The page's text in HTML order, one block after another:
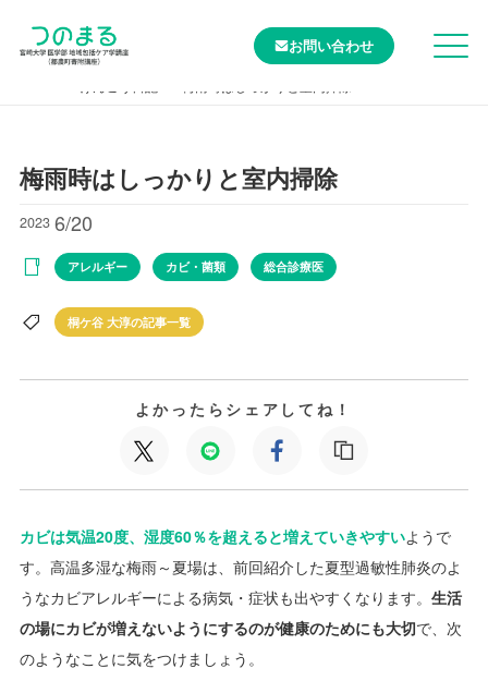
お問い合わせ
梅雨時はしっかりと室内掃除
2023 6/20
アレルギー カビ・菌類 総合診療医
桐ケ谷 大淳の記事一覧
よかったらシェアしてね！
カビは気温20度、湿度60％を超えると増えていきやすいようで
す。高温多湿な梅雨～夏場は、前回紹介した夏型過敏性肺炎のよ
うなカビアレルギーによる病気・症状も出やすくなります。 生活
の場にカビが増えないようにするのが健康のためにも大切で、次
のようなことに気をつけましょう。